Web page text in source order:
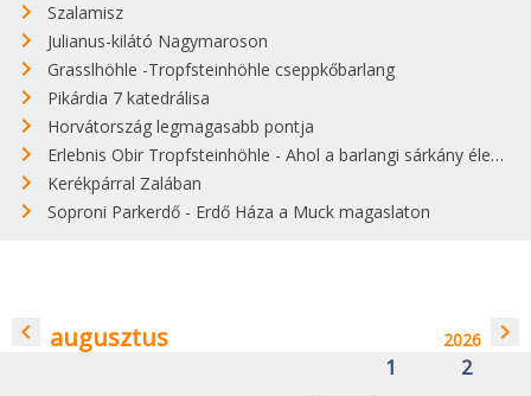
Szalamisz
Julianus-kilátó Nagymaroson
Grasslhöhle -Tropfsteinhöhle cseppkőbarlang
Pikárdia 7 katedrálisa
Horvátország legmagasabb pontja
Erlebnis Obir Tropfsteinhöhle - Ahol a barlangi sárkány életre kell
Kerékpárral Zalában
Soproni Parkerdő - Erdő Háza a Muck magaslaton
navigate_before augusztus 2026 navigate_next
1
2